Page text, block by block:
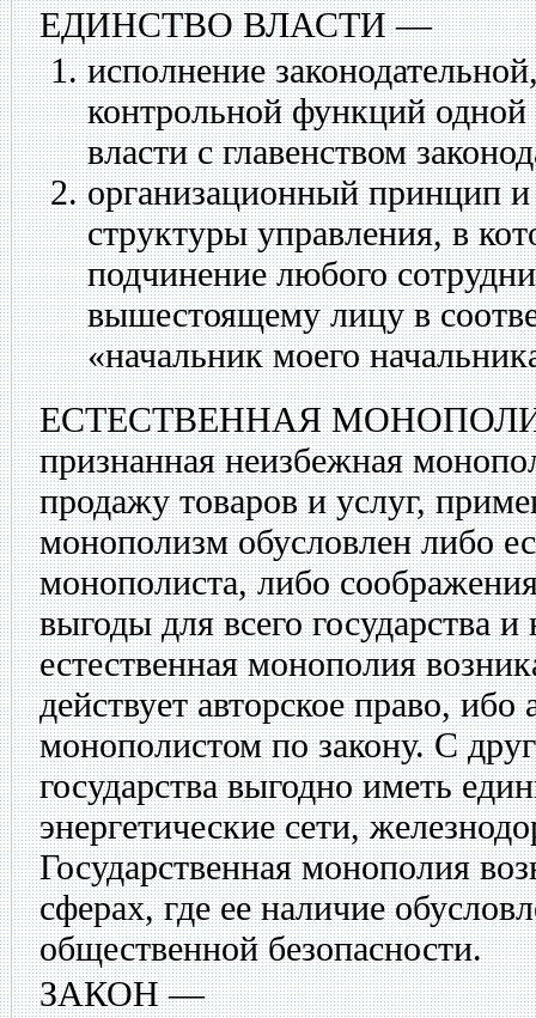
ЕДИНСТВО ВЛАСТИ—
исполнение
контрольной функций одной
власти с главенством
организационный принцип и
структуры управления, в
подчинение любого
вышестоящему лицу в
«начальник моего
ЕСТЕСТВЕННАЯ
признанная неизбежная
продажу товаров и услуг,
монополизм обусловлен либо
монополиста, либо
выгоды для всего государства
естественная монополия
действует авторское право, ибо
монополистом по закону. С
государства выгодно иметь
энергетические сети,
Государственная монополия
сферах, где ее наличие
общественной безопасности.
ЗАКОН—